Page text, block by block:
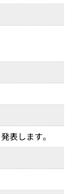
表します。